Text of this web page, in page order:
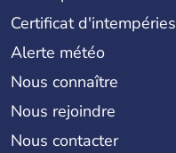
Certificat d'intempéries
Alerte météo
Nous connaître
Nous rejoindre
Nous contacter